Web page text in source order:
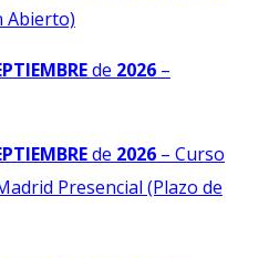
Abierto)
de 2026–
de 2026– Curso
Presencial (Plazo de